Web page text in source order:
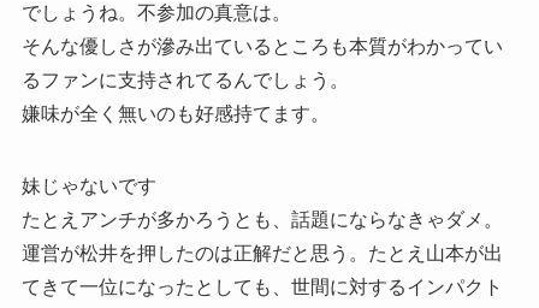
でしょうね。不参加の真意は。
そんな優しさが滲み出ているところも本質がわかってい
るファンに支持されてるんでしょう。
嫌味が全く無いのも好感持てます。
妹じゃないです
たとえアンチが多かろうとも、話題にならなきゃダメ。
運営が松井を押したのは正解だと思う。たとえ山本が出
てきて一位になったとしても、世間に対するインパクト